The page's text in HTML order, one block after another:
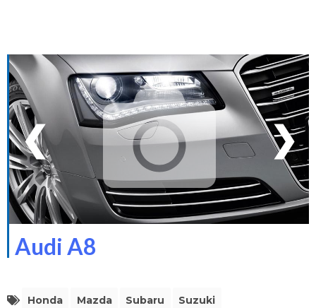
❮ ❯
Audi A8
Honda Mazda Subaru Suzuki